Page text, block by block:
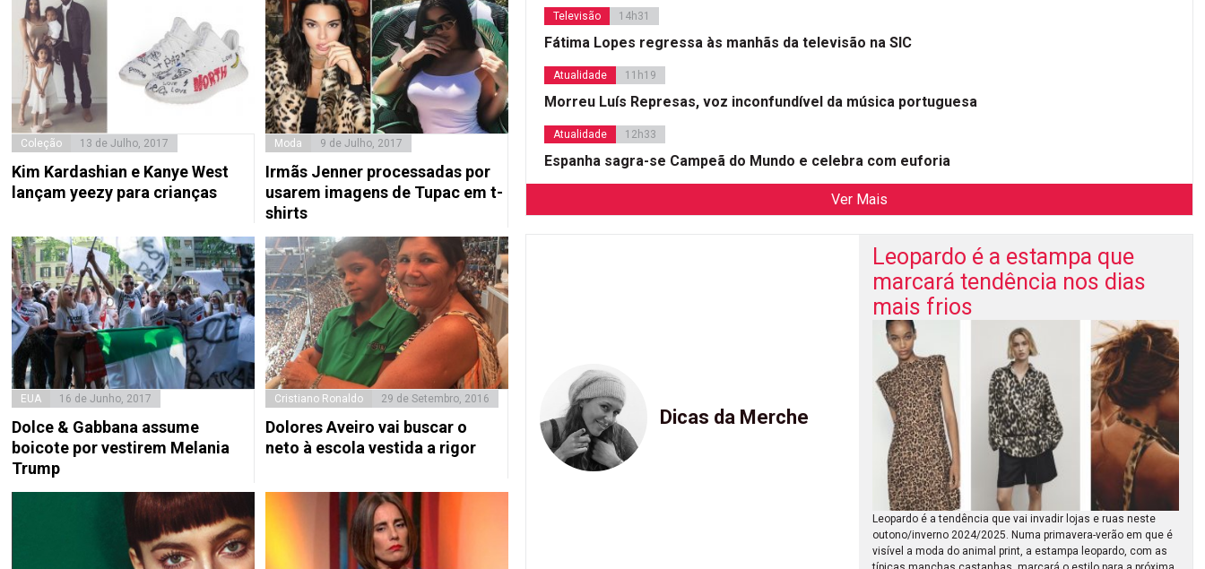
Coleção 13 de Julho, 2017
Kim Kardashian e Kanye West
lançam yeezy para crianças
Moda 9 de Julho, 2017
Irmãs Jenner processadas por
usarem imagens de Tupac em t-
shirts
EUA 16 de Junho, 2017
Dolce & Gabbana assume
boicote por vestirem Melania
Trump
Cristiano Ronaldo 29 de Setembro, 2016
Dolores Aveiro vai buscar o
neto à escola vestida a rigor
Televisão 14h31
Fátima Lopes regressa às manhãs da televisão na SIC
Atualidade 11h19
Morreu Luís Represas, voz inconfundível da música portuguesa
Atualidade 12h33
Espanha sagra-se Campeã do Mundo e celebra com euforia
Ver Mais
Dicas da Merche
Leopardo é a estampa que
marcará tendência nos dias
mais frios
Leopardo é a tendência que vai invadir lojas e ruas neste
outono/inverno 2024/2025. Numa primavera-verão em que é
visível a moda do animal print, a estampa leopardo, com as